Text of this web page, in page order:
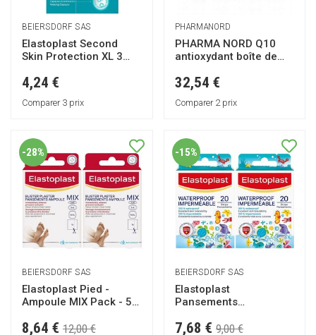
BEIERSDORF SAS
Elastoplast Second
Skin Protection XL 3
4,24 €
Comparer 3 prix
PHARMANORD
PHARMA NORD Q10
antioxydant boîte de
32,54 €
Comparer 2 prix
-28%
BEIERSDORF SAS
Elastoplast Pied -
Ampoule MIX Pack - 5
8,64 € 12,00 €
-15%
BEIERSDORF SAS
Elastoplast
Pansements
7,68 € 9,00 €